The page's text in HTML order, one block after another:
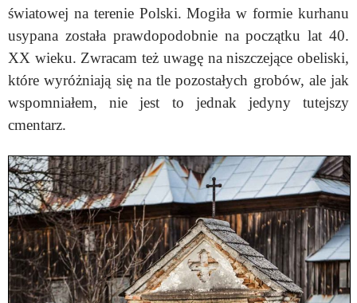
światowej na terenie Polski. Mogiła w formie kurhanu
usypana została prawdopodobnie na początku lat 40.
XX wieku. Zwracam też uwagę na niszczejące obeliski,
które wyróżniają się na tle pozostałych grobów, ale jak
wspomniałem, nie jest to jednak jedyny tutejszy
cmentarz.